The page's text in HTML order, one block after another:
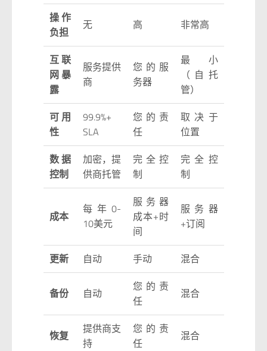
操作
负担
无 高 非常高
互联
网暴
露
服务提供
商
您的服
务器
最小
（自托
管）
可用
性
99.9%+
SLA
您的责
任
取决于
位置
数据
控制
加密，提
供商托管
完全控
制
完全控
制
成本
每年0-
10美元
服务器
成本+时
间
服务器
+订阅
更新 自动 手动 混合
备份 自动
您的责
任
混合
恢复
提供商支
持
您的责
任
混合